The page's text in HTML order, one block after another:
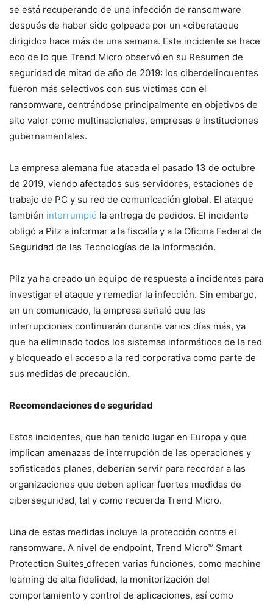
se está recuperando de una infección de ransomware
después de haber sido golpeada por un «ciberataque
dirigido» hace más de una semana. Este incidente se hace
eco de lo que Trend Micro observó en su Resumen de
seguridad de mitad de año de 2019: los ciberdelincuentes
fueron más selectivos con sus víctimas con el
ransomware, centrándose principalmente en objetivos de
alto valor como multinacionales, empresas e instituciones
gubernamentales.
La empresa alemana fue atacada el pasado 13 de octubre
de 2019, viendo afectados sus servidores, estaciones de
trabajo de PC y su red de comunicación global. El ataque
también interrumpió la entrega de pedidos. El incidente
obligó a Pilz a informar a la fiscalía y a la Oficina Federal de
Seguridad de las Tecnologías de la Información.
Pilz ya ha creado un equipo de respuesta a incidentes para
investigar el ataque y remediar la infección. Sin embargo,
en un comunicado, la empresa señaló que las
interrupciones continuarán durante varios días más, ya
que ha eliminado todos los sistemas informáticos de la red
y bloqueado el acceso a la red corporativa como parte de
sus medidas de precaución.
Recomendaciones de seguridad
Estos incidentes, que han tenido lugar en Europa y que
implican amenazas de interrupción de las operaciones y
sofisticados planes, deberían servir para recordar a las
organizaciones que deben aplicar fuertes medidas de
ciberseguridad, tal y como recuerda Trend Micro.
Una de estas medidas incluye la protección contra el
ransomware. A nivel de endpoint, Trend Micro™ Smart
Protection Suites ofrecen varias funciones, como machine
learning de alta fidelidad, la monitorización del
comportamiento y control de aplicaciones, así como